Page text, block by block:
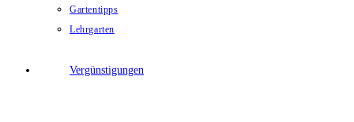
Gartentipps
Lehrgarten
Vergünstigungen